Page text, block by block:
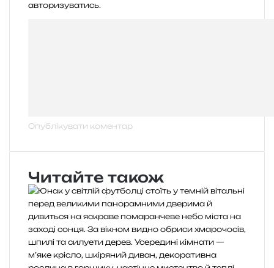
авторизуватись.
Читайте також